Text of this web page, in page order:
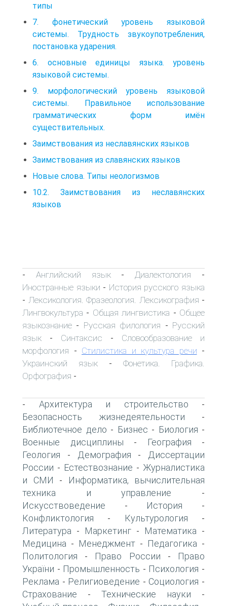
типы
7. фонетический уровень языковой
системы. Трудность звукоупотребления,
постановка ударения.
6. основные единицы языка. уровень
языковой системы.
9. морфологический уровень языковой
системы. Правильное использование
грамматических форм имён
существительных.
Заимствования из неславянских языков
Заимствования из славянских языков
Новые слова. Типы неологизмов
10.2. Заимствования из неславянских
языков
- Английский язык- Диалектология -
Иностранные языки - История русского языка
- Лексикология. Фразеология. Лексикография -
Лингвокультура - Общая лингвистика - Общее
языкознание - Русская филология - Русский
язык - Синтаксис - Словообразование и
морфология - Стилистика и культура речи -
Украинский язык - Фонетика. Графика.
Орфография -
- Архитектура и строительство -
Безопасность жизнедеятельности -
Библиотечное дело - Бизнес - Биология -
Военные дисциплины - География -
Геология - Демография -
Диссертации
России - Естествознание - Журналистика
и СМИ -
Информатика, вычислительная
техника и управление -
Искусствоведение - История -
Конфликтология - Культурология -
Литература - Маркетинг - Математика -
Медицина - Менеджмент - Педагогика -
Политология - Право России -
Право
України - Промышленность - Психология -
Реклама - Религиоведение - Социология -
Страхование - Технические науки -